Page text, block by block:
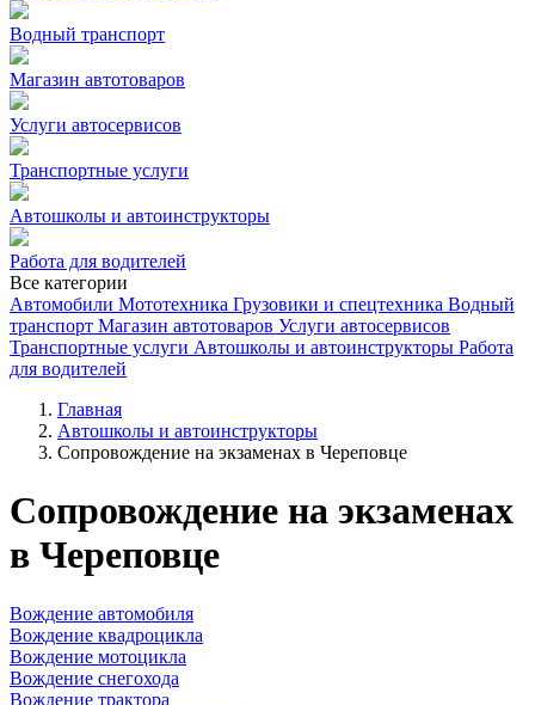
Водный транспорт
Магазин автотоваров
Услуги автосервисов
Транспортные услуги
Автошколы и автоинструкторы
Работа для водителей
Все категории
Автомобили Мототехника Грузовики и спецтехника Водный
транспорт Магазин автотоваров Услуги автосервисов
Транспортные услуги Автошколы и автоинструкторы Работа
для водителей
Главная
Автошколы и автоинструкторы
Сопровождение на экзаменах в Череповце
Сопровождение на экзаменах
в Череповце
Вождение автомобиля
Вождение квадроцикла
Вождение мотоцикла
Вождение снегохода
Вождение трактора